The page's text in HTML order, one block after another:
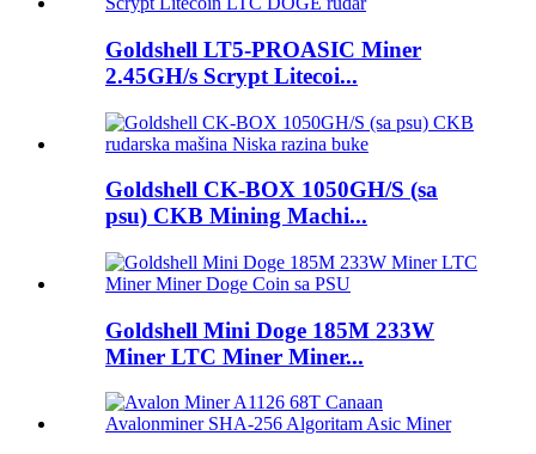
Goldshell LT5-PROASIC Miner
2.45GH/s Scrypt Litecoi...
Goldshell CK-BOX 1050GH/S (sa
psu) CKB Mining Machi...
Goldshell Mini Doge 185M 233W
Miner LTC Miner Miner...